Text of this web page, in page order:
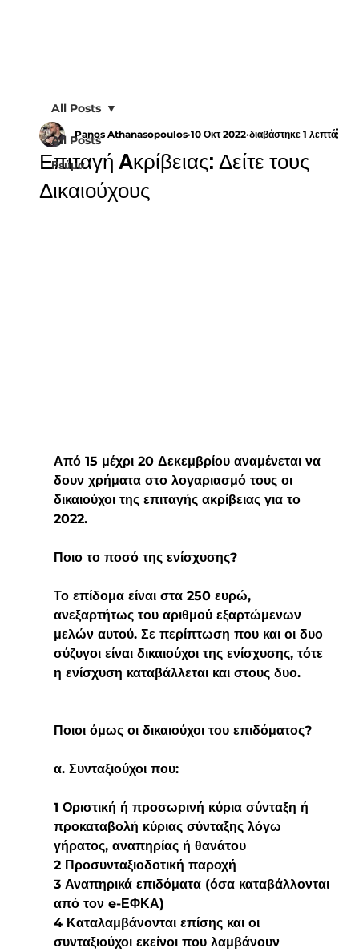
All Posts
Ρεύμα
All Posts
Επιταγή Aκρίβειας: Δείτε τους
Δικαιούχους
Panos Athanasopoulos 10 Οκτ 2022 διαβάστηκε 1 λεπτά
Από 15 μέχρι 20 Δεκεμβρίου αναμένεται να
δουν χρήματα στο λογαριασμό τους οι
δικαιούχοι της επιταγής ακρίβειας για το
2022.
Ποιο το ποσό της ενίσχυσης?
Το επίδομα είναι στα 250 ευρώ,
ανεξαρτήτως του αριθμού εξαρτώμενων
μελών αυτού. Σε περίπτωση που και οι δυο
σύζυγοι είναι δικαιούχοι της ενίσχυσης, τότε
η ενίσχυση καταβάλλεται και στους δυο.
Ποιοι όμως οι δικαιούχοι του επιδόματος?
α. Συνταξιούχοι που:
1 Οριστική ή προσωρινή κύρια σύνταξη ή
προκαταβολή κύριας σύνταξης λόγω
γήρατος, αναπηρίας ή θανάτου
2 Προσυνταξιοδοτική παροχή
3 Αναπηρικά επιδόματα (όσα καταβάλλονται
από τον e-ΕΦΚΑ)
4 Καταλαμβάνονται επίσης και οι
συνταξιούχοι εκείνοι που λαμβάνουν